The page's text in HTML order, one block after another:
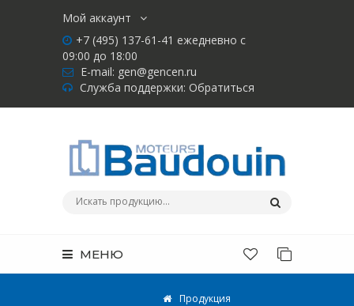
Мой аккаунт
+7 (495) 137-61-41 ежедневно с
09:00 до 18:00
E-mail: gen@gencen.ru
Служба поддержки: Обратиться
МЕНЮ
Продукция